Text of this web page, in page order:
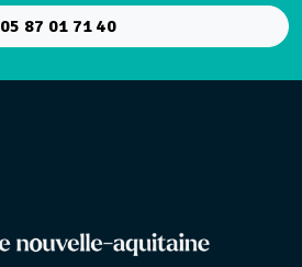
05 87 01 71 40